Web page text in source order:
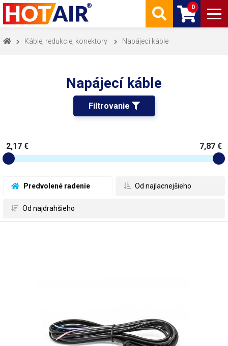
0
Káble, redukcie, konektory Napájecí káble
Napájecí káble
Filtrovanie
Predvolené radenie Od najlacnejšieho
Od najdrahšieho
2,17 € 7,87 €